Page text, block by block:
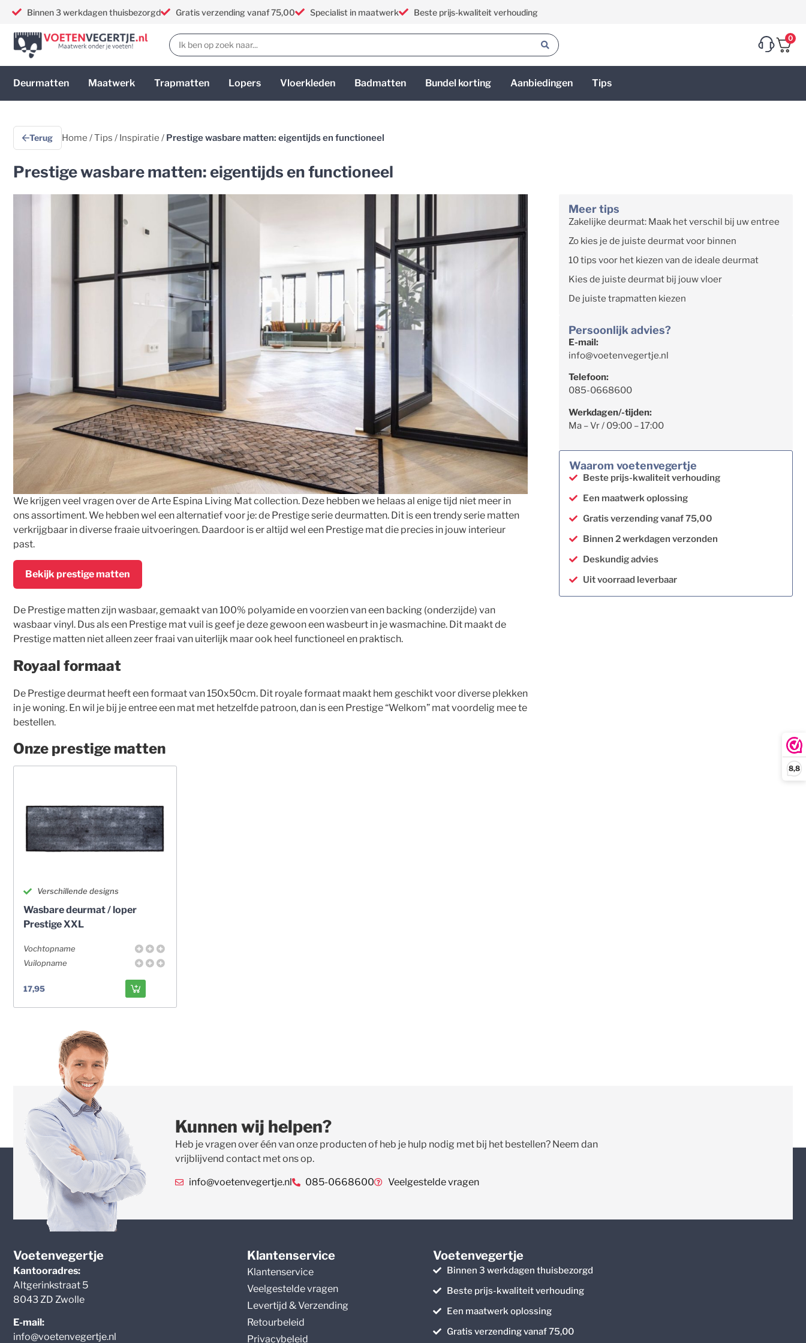
8,8
Binnen 3 werkdagen thuisbezorgd Gratis verzending vanaf 75,00 Specialist in maatwerk Beste prijs-kwaliteit verhouding
0
Deurmatten Maatwerk Trapmatten Lopers Vloerkleden Badmatten Bundel korting Aanbiedingen Tips
Terug Home /Tips / Inspiratie / Prestige wasbare matten: eigentijds en functioneel
Prestige wasbare matten: eigentijds en functioneel
We krijgen veel vragen over de Arte Espina Living Mat collection. Deze hebben we helaas al enige tijd niet meer in
ons assortiment. We hebben wel een alternatief voor je: de Prestige serie deurmatten. Dit is een trendy serie matten
verkrijgbaar in diverse fraaie uitvoeringen. Daardoor is er altijd wel een Prestige mat die precies in jouw interieur
past.
Bekijk prestige matten
De Prestige matten zijn wasbaar, gemaakt van 100% polyamide en voorzien van een backing (onderzijde) van
wasbaar vinyl. Dus als een Prestige mat vuil is geef je deze gewoon een wasbeurt in je wasmachine. Dit maakt de
Prestige matten niet alleen zeer fraai van uiterlijk maar ook heel functioneel en praktisch.
Royaal formaat
De Prestige deurmat heeft een formaat van 150x50cm. Dit royale formaat maakt hem geschikt voor diverse plekken
in je woning. En wil je bij je entree een mat met hetzelfde patroon, dan is een Prestige “Welkom” mat voordelig mee te
bestellen.
Onze prestige matten
Verschillende designs
Wasbare deurmat / loper
Prestige XXL
Vochtopname
Vuilopname
17,95
Meer tips
Zakelijke deurmat: Maak het verschil bij uw entree
Zo kies je de juiste deurmat voor binnen
10 tips voor het kiezen van de ideale deurmat
Kies de juiste deurmat bij jouw vloer
De juiste trapmatten kiezen
Persoonlijk advies?
E-mail:
info@voetenvegertje.nl
Telefoon:
085-0668600
Werkdagen/-tijden:
Ma – Vr / 09:00 – 17:00
Waarom voetenvegertje
Beste prijs-kwaliteit verhouding
Een maatwerk oplossing
Gratis verzending vanaf 75,00
Binnen 2 werkdagen verzonden
Deskundig advies
Uit voorraad leverbaar
Kunnen wij helpen?
Heb je vragen over één van onze producten of heb je hulp nodig met bij het bestellen? Neem dan
vrijblijvend contact met ons op.
info@voetenvegertje.nl 085-0668600 Veelgestelde vragen
Voetenvegertje
Kantooradres:
Altgerinkstraat 5
8043 ZD Zwolle
E-mail:
info@voetenvegertje.nl
Klantenservice
Klantenservice
Veelgestelde vragen
Levertijd & Verzending
Retourbeleid
Privacybeleid
Voetenvegertje
Binnen 3 werkdagen thuisbezorgd
Beste prijs-kwaliteit verhouding
Een maatwerk oplossing
Gratis verzending vanaf 75,00